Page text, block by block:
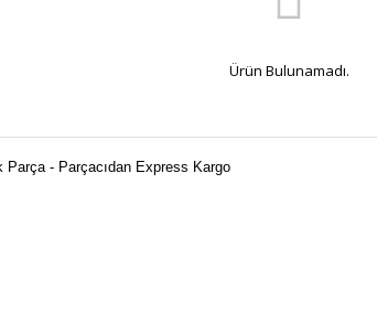
Ürün Bulunamadı.